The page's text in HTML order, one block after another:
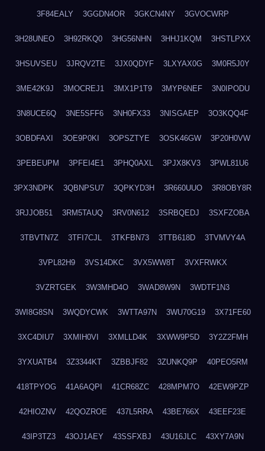
3F84EALY 3GGDN4OR 3GKCN4NY 3GVOCWRP
3H28UNEO 3H92RKQ0 3HG56NHN 3HHJ1KQM 3HSTLPXX
3HSUVSEU 3JRQV2TE 3JX0QDYF 3LXYAX0G 3M0R5J0Y
3ME42K9J 3MOCREJ1 3MX1P1T9 3MYP6NEF 3N0IPODU
3N8UCE6Q 3NE5SFF6 3NH0FX33 3NISGAEP 3O3KQQ4F
3OBDFAXI 3OE9P0KI 3OPSZTYE 3OSK46GW 3P20H0VW
3PEBEUPM 3PFEI4E1 3PHQ0AXL 3PJX8KV3 3PWL81U6
3PX3NDPK 3QBNPSU7 3QPKYD3H 3R660UUO 3R8OBY8R
3RJJOB51 3RM5TAUQ 3RV0N612 3SRBQEDJ 3SXFZOBA
3TBVTN7Z 3TFI7CJL 3TKFBN73 3TTB618D 3TVMVY4A
3VPL82H9 3VS14DKC 3VX5WW8T 3VXFRWKX
3VZRTGEK 3W3MHD4O 3WAD8W9N 3WDTF1N3
3WI8G8SN 3WQDYCWK 3WTTA97N 3WU70G19 3X71FE60
3XC4DIU7 3XMIH0VI 3XMLLD4K 3XWW9P5D 3Y2Z2FMH
3YXUATB4 3Z3344KT 3ZBBJF82 3ZUNKQ9P 40PEO5RM
418TPYOG 41A6AQPI 41CR68ZC 428MPM7O 42EW9PZP
42HIOZNV 42QOZROE 437L5RRA 43BE766X 43EEF23E
43IP3TZ3 43OJ1AEY 43SSFXBJ 43U16JLC 43XY7A9N